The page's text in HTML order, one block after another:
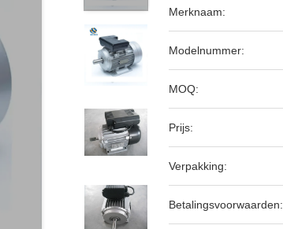
Merknaam:
Modelnummer:
MOQ:
Prijs:
Verpakking:
Betalingsvoorwaarden: